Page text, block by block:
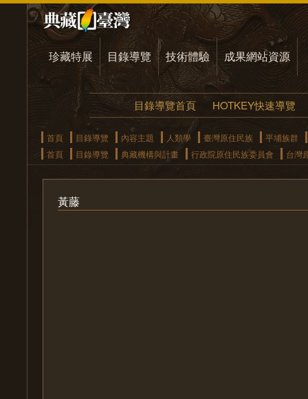
珍藏特展 目錄導覽 技術體驗 成果網站資源
目錄導覽首頁 HOTKEY快速導覽
首頁 目錄導覽 內容主題 人類學 臺灣原住民族
平埔族群
首頁
目錄導覽 典藏機構與計畫 行政院原住民族委員會 台灣
黃藤